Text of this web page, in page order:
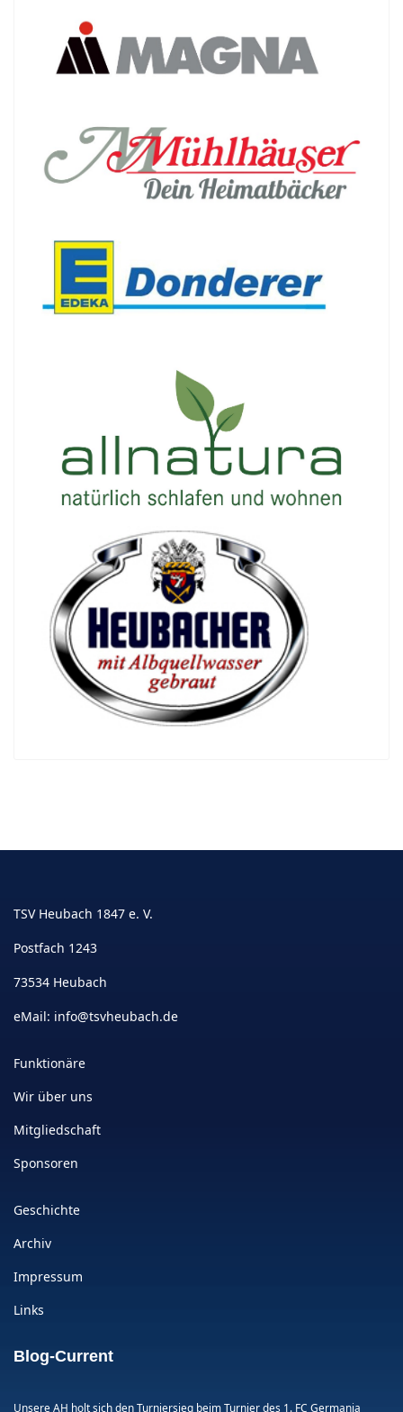
TSV Heubach 1847 e. V.
Postfach 1243
73534 Heubach
eMail: info@tsvheubach.de
Funktionäre
Wir über uns
Mitgliedschaft
Sponsoren
Geschichte
Archiv
Impressum
Links
Blog-Current
Unsere AH holt sich den Turniersieg beim Turnier des 1. FC Germania